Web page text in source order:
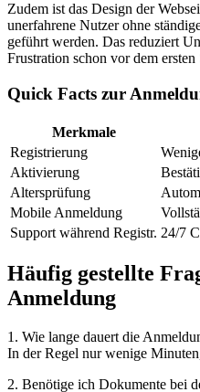
Zudem ist das Design der
unerfahrene Nutzer ohne
geführt werden. Das reduziert
Frustration schon vor dem ersten
Quick Facts zur
Merkmale
Registrierung
Aktivierung
Altersprüfung
Mobile Anmeldung
Support während Registr. 24/7
Häufig gestellte
Anmeldung
1. Wie lange dauert die
In der Regel nur wenige
2. Benötige ich Dokumente bei